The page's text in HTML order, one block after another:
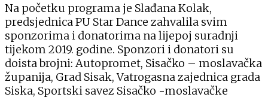
Na početku programa je Slađana Kolak,
predsjednica PU Star Dance zahvalila svim
sponzorima i donatorima na lijepoj suradnji
tijekom 2019. godine. Sponzori i donatori su
doista brojni: Autopromet, Sisačko – moslavačka
županija, Grad Sisak, Vatrogasna zajednica grada
Siska, Sportski savez Sisačko -moslavačke